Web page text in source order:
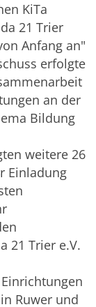
KiTa
21 Trier
Anfang an"
erfolgte
an der
Bildung
weitere 26
Einladung
21 Trier e.V.
Ruwer und